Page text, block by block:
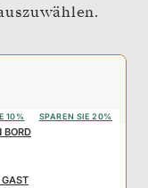
10% SPAREN SIE 20%
BORD